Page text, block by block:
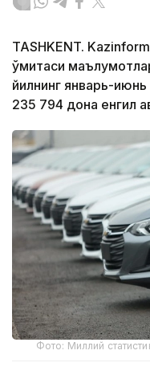
TASHKENT.
қўмитаси
йилнинг январь-
235 794 дона енгил
Фото: Миллий